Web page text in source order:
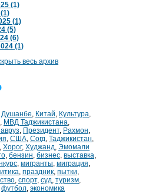
(1)
(1)
(5)
(6)
(1)
весь архив
Душанбе, Китай, Культура,
, МВД Таджикистана,
, Президент, Рахмон,
, США, Согд, Таджикистан,
, Хорог, Худжанд, Эмомали
, бензин, бизнес, выставка,
, мигранты, миграция,
, праздник, пытки,
, спорт, суд, туризм,
футбол, экономика